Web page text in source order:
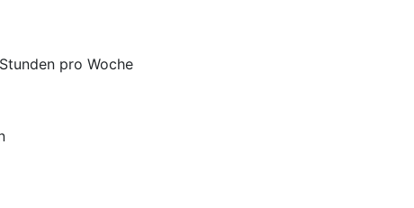
pro Woche